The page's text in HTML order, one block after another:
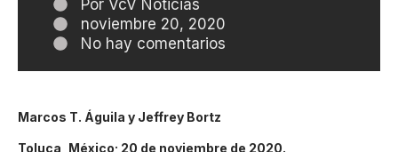
Por VcV Noticias
noviembre 20, 2020
No hay comentarios
Marcos T. Águila y Jeffrey Bortz
Toluca, México; 20 de noviembre de 2020.